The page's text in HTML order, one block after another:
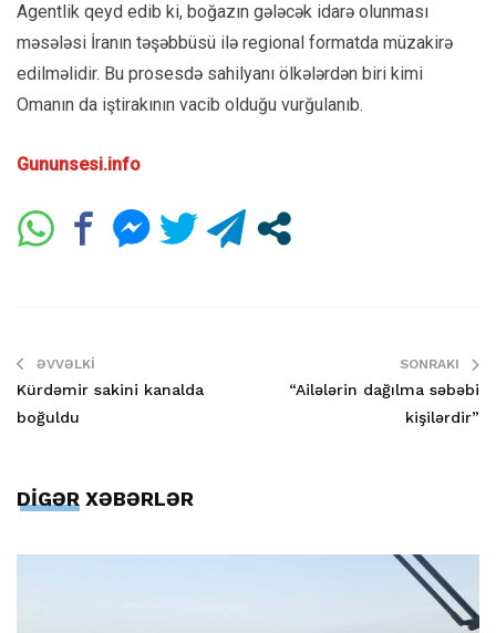
Agentlik qeyd edib ki, boğazın gələcək idarə olunması
məsələsi İranın təşəbbüsü ilə regional formatda müzakirə
edilməlidir. Bu prosesdə sahilyanı ölkələrdən biri kimi
Omanın da iştirakının vacib olduğu vurğulanıb.
Gununsesi.info
ƏVVƏLKI
Kürdəmir sakini kanalda
boğuldu
SONRAKI
“Ailələrin dağılma səbəbi
kişilərdir”
DİGƏR XƏBƏRLƏR